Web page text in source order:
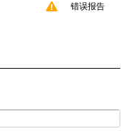
错误报告